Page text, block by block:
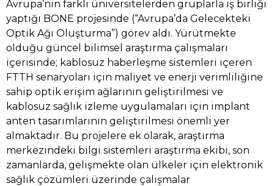
Avrupa’nın farklı üniversitelerden gruplarla iş birliği
yaptığı BONE projesinde (“Avrupa’da Gelecekteki
Optik Ağı Oluşturma”) görev aldı. Yürütmekte
olduğu güncel bilimsel araştırma çalışmaları
içerisinde; kablosuz haberleşme sistemleri içeren
FTTH senaryoları için maliyet ve enerji verimliliğine
sahip optik erişim ağlarının geliştirilmesi ve
kablosuz sağlık izleme uygulamaları için implant
anten tasarımlarının geliştirilmesi önemli yer
almaktadır. Bu projelere ek olarak, araştırma
merkezindeki bilgi sistemleri araştırma ekibi, son
zamanlarda, gelişmekte olan ülkeler için elektronik
sağlık çözümleri üzerinde çalışmalar